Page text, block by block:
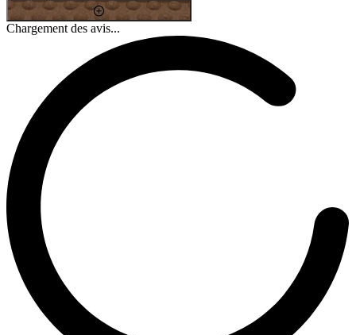
Chargement des avis...